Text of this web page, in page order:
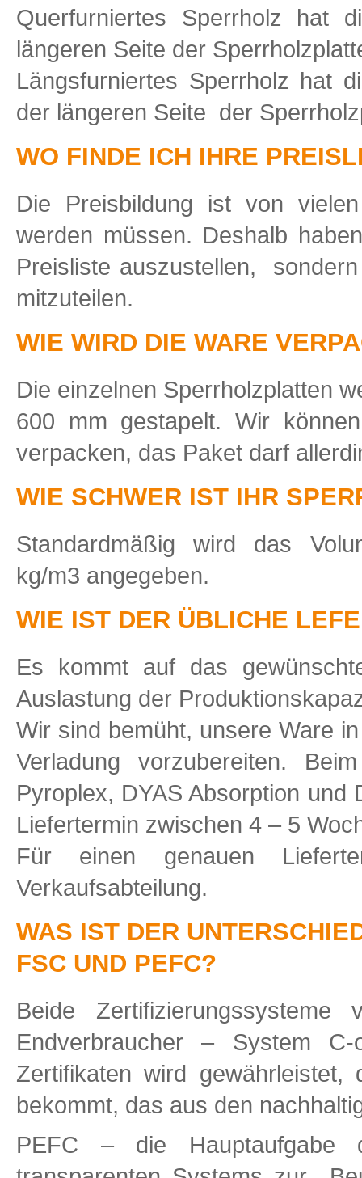
Querfurniertes Sperrholz hat
längeren Seite der
Längsfurniertes Sperrholz hat
der längeren Seite der
WO FINDE ICH IHRE
Die Preisbildung ist von
werden müssen. Deshalb
Preisliste auszustellen,
mitzuteilen.
WIE WIRD DIE WARE
Die einzelnen Sperrholzplatten
600 mm gestapelt. Wir
verpacken, das Paket darf
WIE SCHWER IST IHR
Standardmäßig wird das
kg/m3 angegeben.
WIE IST DER ÜBLICHE
Es kommt auf das
Auslastung der
Wir sind bemüht, unsere Ware
Verladung vorzubereiten.
Pyroplex, DYAS Absorption
Liefertermin zwischen 4 – 5
Für einen genauen
Verkaufsabteilung.
WAS IST DER
FSC UND PEFC?
Beide
Endverbraucher – System
Zertifikaten wird
bekommt, das aus den
PEFC – die